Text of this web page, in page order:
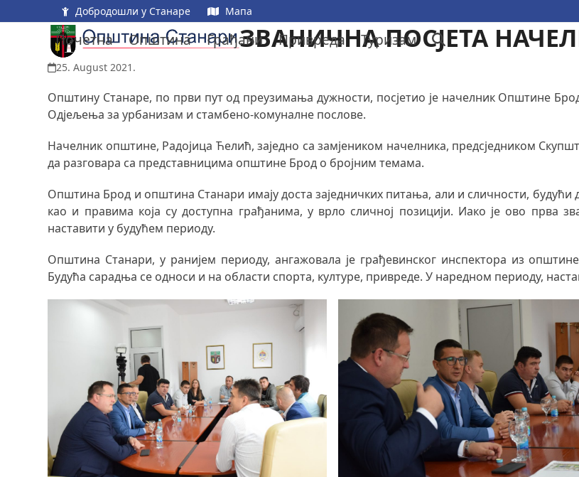
to
Добродошли у Станаре Мапа
Почетна Општина Грађани Привреда Туризам
ЗВАНИЧНА ПОСЈЕТА
25. August 2021.
Општину Станаре, по први пут од преузимања дужности, посјетио је начелник Општине
Одјељења за урбанизам и стамбено-комуналне послове.
Начелник општине, Радојица Ћелић, заједно са замјеником начелника, предсједником
да разговара са представницима општине Брод о бројним темама.
Општина Брод и општина Станари имају доста заједничких питања, али и сличности, будући
као и правима која су доступна грађанима, у врло сличној позицији. Иако је ово прва
наставити у будућем периоду.
Општина Станари, у ранијем периоду, ангажовала је грађевинског инспектора из
Будућа сарадња се односи и на области спорта, културе, привреде. У наредном периоду,